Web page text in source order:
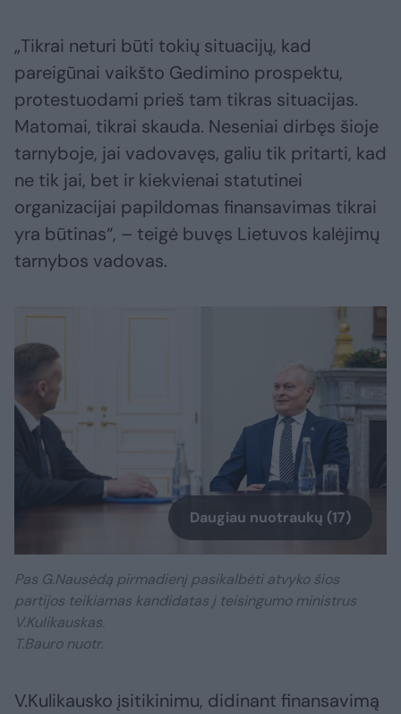
„Tikrai neturi būti tokių situacijų, kad
pareigūnai vaikšto Gedimino prospektu,
protestuodami prieš tam tikras situacijas.
Matomai, tikrai skauda. Neseniai dirbęs šioje
tarnyboje, jai vadovavęs, galiu tik pritarti, kad
ne tik jai, bet ir kiekvienai statutinei
organizacijai papildomas finansavimas tikrai
yra būtinas“, – teigė buvęs Lietuvos kalėjimų
tarnybos vadovas.
Daugiau nuotraukų (17)
Pas G.Nausėdą pirmadienį pasikalbėti atvyko šios
partijos teikiamas kandidatas į teisingumo ministrus
V.Kulikauskas.
T.Bauro nuotr.
V.Kulikausko įsitikinimu, didinant finansavimą